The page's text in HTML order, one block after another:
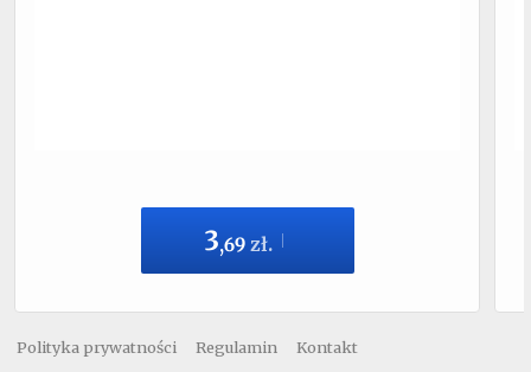
3,69 zł.
Polityka prywatności Regulamin Kontakt